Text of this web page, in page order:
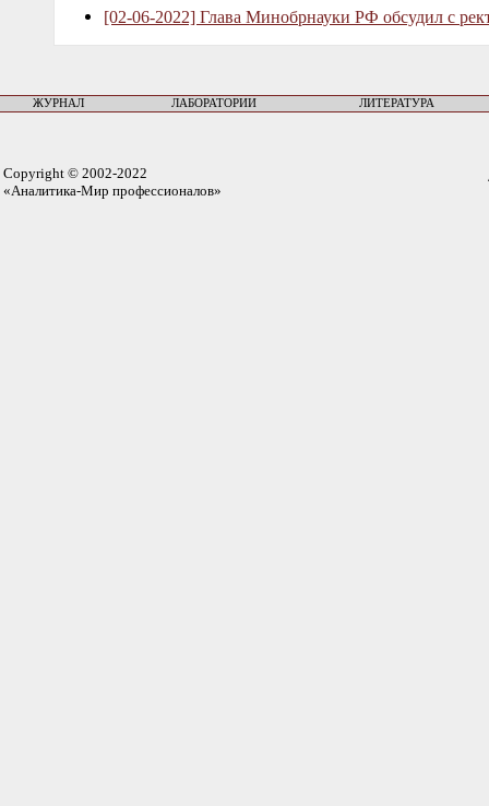
[02-06-2022] Глава Минобрнауки РФ обсудил с
ЖУРНАЛ ЛАБОРАТОРИИ ЛИТЕРАТУРА
Copyright © 2002-2022
«Аналитика-Мир профессионалов»